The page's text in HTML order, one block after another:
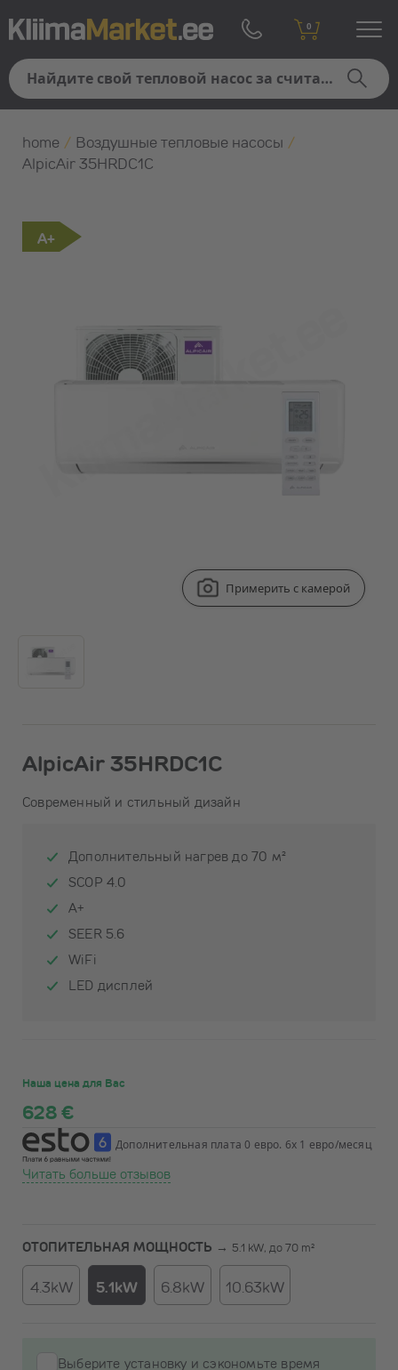
0
home / Воздушные тепловые насосы /
AlpicAir 35HRDC1C
A+
Примерить с камерой
AlpicAir 35HRDC1C
Современный и стильный дизайн
Дополнительный нагрев до 70 м²
SCOP 4.0
A+
SEER 5.6
WiFi
LED дисплей
Наша цена для Вас
628 €
Дополнительная плата 0 евро. 6x 1 евро/месяц
Читать больше отзывов
ОТОПИТЕЛЬНАЯ МОЩНОСТЬ → 5.1 kW, до 70 m²
4.3kW 5.1kW 6.8kW 10.63kW
Выберите установку и сэкономьте время